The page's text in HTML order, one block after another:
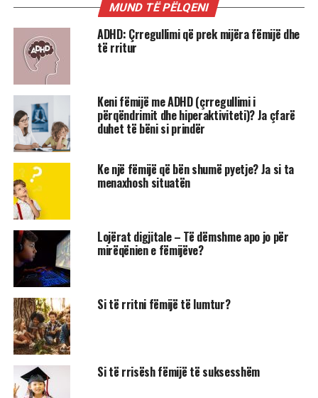
MUND TË PËLQENI
ADHD: Çrregullimi që prek mijëra fëmijë dhe
të rritur
Keni fëmijë me ADHD (çrregullimi i
përqëndrimit dhe hiperaktiviteti)? Ja çfarë
duhet të bëni si prindër
Ke një fëmijë që bën shumë pyetje? Ja si ta
menaxhosh situatën
Lojërat digjitale – Të dëmshme apo jo për
mirëqënien e fëmijëve?
Si të rritni fëmijë të lumtur?
Si të rrisësh fëmijë të suksesshëm